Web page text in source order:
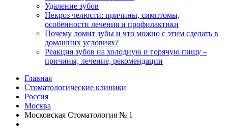
Удаление зубов
Некроз челюсти: причины, симптомы,
особенности лечения и профилактики
Почему ломит зубы и что можно с этим сделать в
домашних условиях?
Реакция зубов на холодную и горячую пищу –
причины, лечение, рекомендации
Главная
Стоматологические клиники
Россия
Москва
Московская Стоматология № 1